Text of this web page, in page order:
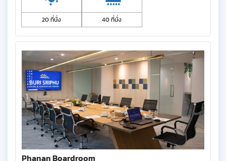
20 ที่นั่ง 40 ที่นั่ง
Phanan Boardroom